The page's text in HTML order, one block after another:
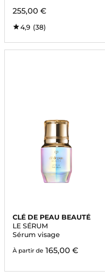
255,00 €
4,9 (38)
CLÉ DE PEAU BEAUTÉ
LE SÉRUM
Sérum visage
À partir de 165,00 €